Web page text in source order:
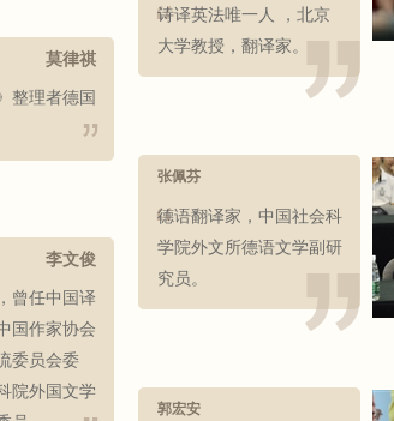
莫律祺
整理者德国
李文俊
曾任中国译
国作家协会
委员会委
院外国文学
诗译英法唯一人 ，北京
大学教授，翻译家。
张佩芬
德语翻译家，中国社会科
学院外文所德语文学副研
究员。
郭宏安